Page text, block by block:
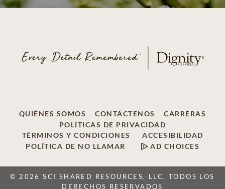
QUIÉNES SOMOS CONTÁCTENOS
CARRERAS
POLÍTICAS DE PRIVACIDAD
TÉRMINOS Y CONDICIONES
ACCESIBILIDAD
POLÍTICA DE NO LLAMAR
AD CHOICES
© 2026 SCI SHARED RESOURCES, LLC, TODOS LOS
DERECHOS RESERVADOS